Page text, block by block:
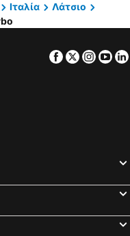
Ιταλία
Λάτσιο
Facebook
Twitter